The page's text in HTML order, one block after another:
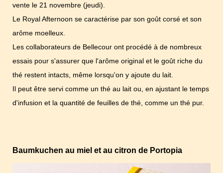
vente le 21 novembre (jeudi).
Le Royal Afternoon se caractérise par son goût corsé et son
arôme moelleux.
Les collaborateurs de Bellecour ont procédé à de nombreux
essais pour s'assurer que l'arôme original et le goût riche du
thé restent intacts, même lorsqu'on y ajoute du lait.
Il peut être servi comme un thé au lait ou, en ajustant le temps
d'infusion et la quantité de feuilles de thé, comme un thé pur.
Baumkuchen au miel et au citron de Portopia